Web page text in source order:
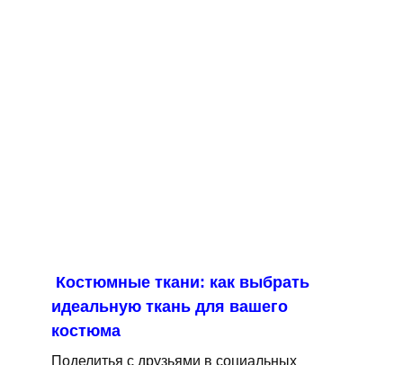
Костюмные ткани: как выбрать
идеальную ткань для вашего
костюма
Поделитья с друзьями в социальных